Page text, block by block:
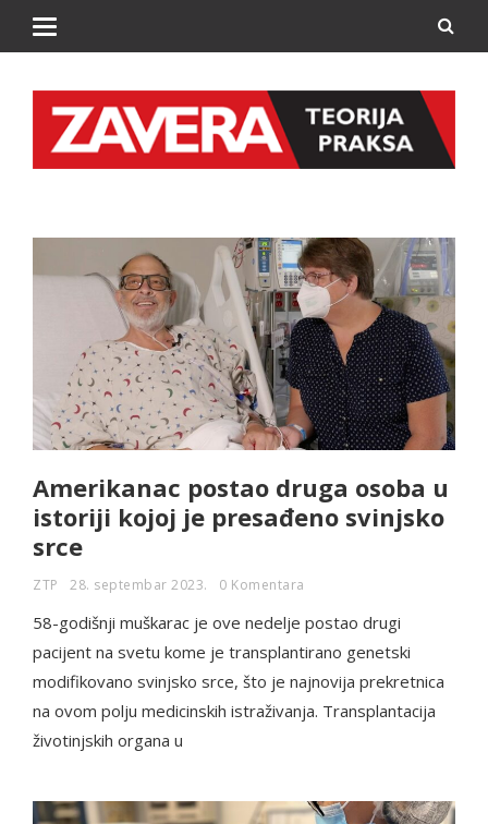
Amerikanac postao druga osoba u
istoriji kojoj je presađeno svinjsko
srce
ZTP 28. septembar 2023. 0 Komentara
58-godišnji muškarac je ove nedelje postao drugi
pacijent na svetu kome je transplantirano genetski
modifikovano svinjsko srce, što je najnovija prekretnica
na ovom polju medicinskih istraživanja. Transplantacija
životinjskih organa u